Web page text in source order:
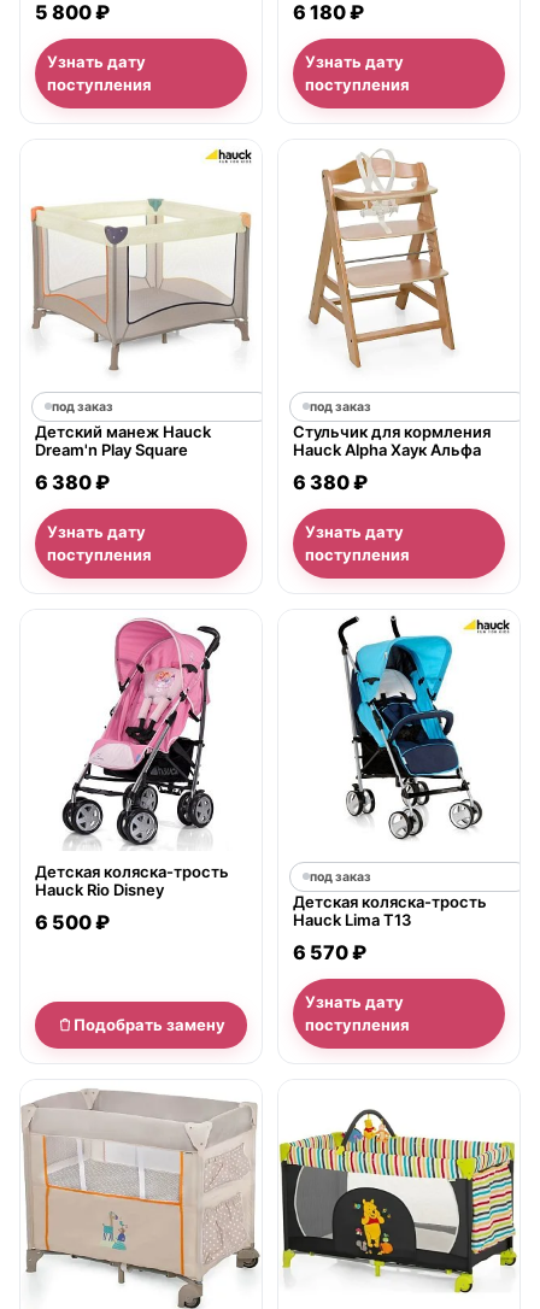
5 800 ₽
Узнать дату
поступления
6 180 ₽
Узнать дату
поступления
под заказ
Детский манеж Hauck
Dream'n Play Square
6 380 ₽
Узнать дату
поступления
под заказ
Стульчик для кормления
Hauck Alpha Хаук Альфа
6 380 ₽
Узнать дату
поступления
нет в продаже
Детская коляска-трость
Hauck Rio Disney
6 500 ₽
Подобрать замену
под заказ
Детская коляска-трость
Hauck Lima T13
6 570 ₽
Узнать дату
поступления